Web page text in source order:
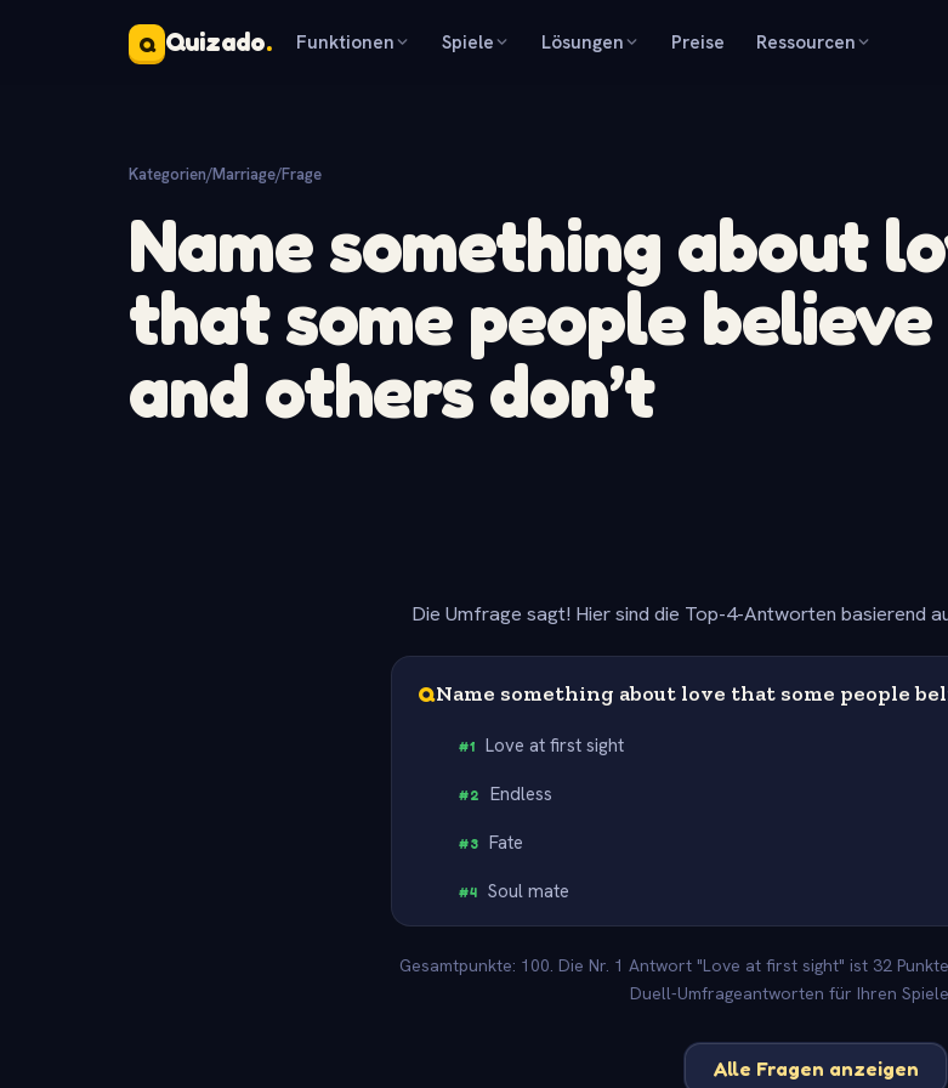
Q Quizado. Funktionen Spiele Lösungen Preise Ressourcen
Kategorien/Marriage/Frage
Name something about
that some people believe
and others don’t
Die Umfrage sagt! Hier sind die Top-4-Antworten basierend
QName something about love that some people
#1 Love at first sight
#2 Endless
#3 Fate
#4 Soul mate
Gesamtpunkte: 100. Die Nr. 1 Antwort "Love at first sight" ist 32
Duell-Umfrageantworten für Ihren
Alle Fragen anzeigen